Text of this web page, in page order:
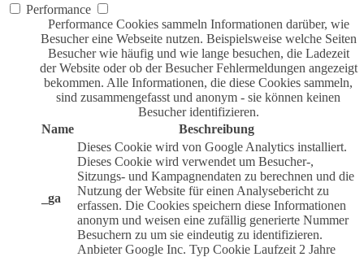
Performance
Performance Cookies sammeln Informationen darüber, wie
Besucher eine Webseite nutzen. Beispielsweise welche Seiten
Besucher wie häufig und wie lange besuchen, die Ladezeit
der Website oder ob der Besucher Fehlermeldungen angezeigt
bekommen. Alle Informationen, die diese Cookies sammeln,
sind zusammengefasst und anonym - sie können keinen
Besucher identifizieren.
Name
Beschreibung
_ga
Dieses Cookie wird von Google Analytics installiert.
Dieses Cookie wird verwendet um Besucher-,
Sitzungs- und Kampagnendaten zu berechnen und die
Nutzung der Website für einen Analysebericht zu
erfassen. Die Cookies speichern diese Informationen
anonym und weisen eine zufällig generierte Nummer
Besuchern zu um sie eindeutig zu identifizieren.
Anbieter Google Inc. Typ Cookie Laufzeit 2 Jahre